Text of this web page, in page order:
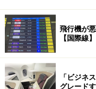
飛行機が
【国際線】
「ビジネ
グレード